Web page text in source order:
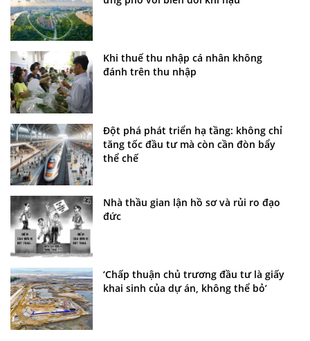
Khi thuế thu nhập cá nhân không
đánh trên thu nhập
Đột phá phát triển hạ tầng: không chỉ
tăng tốc đầu tư mà còn cần đòn bẩy
thể chế
Nhà thầu gian lận hồ sơ và rủi ro đạo
đức
‘Chấp thuận chủ trương đầu tư là giấy
khai sinh của dự án, không thể bỏ’